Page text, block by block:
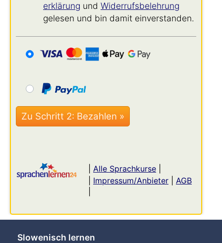
erklärung und Widerrufs­belehrung
gelesen und bin damit einverstanden.
Alle Sprachkurse
Impressum/Anbieter
AGB
Slowenisch lernen